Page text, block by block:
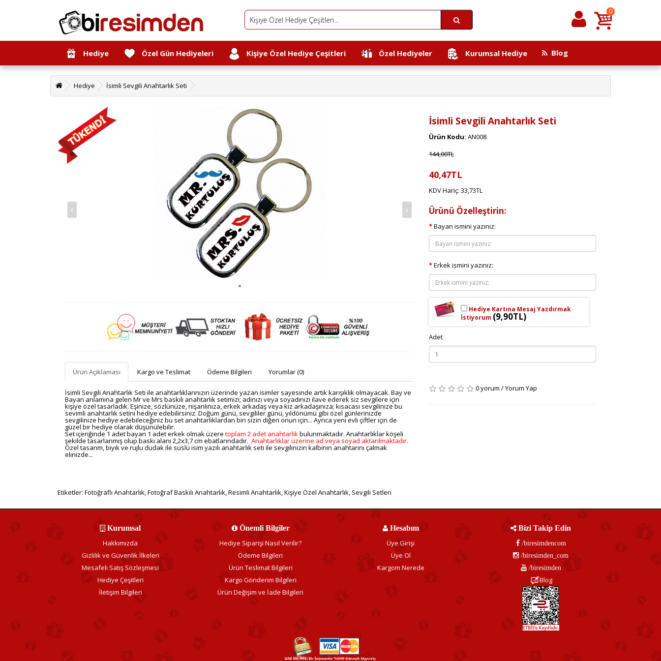
0
Hediye Özel Gün Hediyeleri Kişiye Özel Hediye Çeşitleri Özel Hediyeler Kurumsal Hediye Blog
Hediye İsimli Sevgili Anahtarlık Seti
Ürün Açıklaması Kargo ve Teslimat Ödeme Bilgileri Yorumlar (0)
İsimli Sevgili Anahtarlık Seti ile anahtarlıklarınızın üzerinde yazan isimler sayesinde artık karışıklık olmayacak. Bay ve
Bayan anlamına gelen Mr ve Mrs baskılı anahtarlık setimizi; adınızı veya soyadınızı ilave ederek siz sevgilere için
kişiye özel tasarladık. Eşinize, sözlünüze, nişanlınıza, erkek arkadaş veya kız arkadaşınıza; kısacası sevgilinize bu
sevimli anahtarlık setini hediye edebilirsiniz. Doğum günü, sevgililer günü, yıldönümü gibi özel günlerinizde
sevgilinize hediye edebileceğiniz bu set anahtarlıklardan biri sizin diğeri onun için... Ayrıca yeni evli çiftler için de
güzel bir hediye olarak düşünülebilir.
Set içeriğinde 1 adet bayan 1 adet erkek olmak üzere toplam 2 adet anahtarlık bulunmaktadır. Anahtarlıklar köşeli
şekilde tasarlanmış olup baskı alanı 2,2x3,7 cm ebatlarındadır. Anahtarlıklar üzerine ad veya soyad aktarılmaktadır.
Özel tasarım, bıyık ve rujlu dudak ile süslü isim yazılı anahtarlık seti ile sevgilinizin kalbinin anahtarını çalmak
elinizde...
İsimli Sevgili Anahtarlık Seti
Ürün Kodu: AN008
144,00TL
40,47TL
KDV Hariç: 33,73TL
Ürünü Özelleştirin:
Bayan ismini yazınız:
Erkek ismini yazınız:
Hediye Kartına Mesaj Yazdırmak
İstiyorum (9,90TL)
Adet
0 yorum /Yorum Yap
Etiketler: Fotoğraflı Anahtarlık Fotoğraf Baskılı Anahtarlık Resimli Anahtarlık Kişiye Özel Anahtarlık Sevgili Setleri
Kurumsal
Hakkımızda
Gizlilik ve Güvenlik İlkeleri
Mesafeli Satış Sözleşmesi
Hediye Çeşitleri
İletişim Bilgileri
Önemli Bilgiler
Hediye Siparişi Nasıl Verilir?
Ödeme Bilgileri
Ürün Teslimat Bilgileri
Kargo Gönderim Bilgileri
Ürün Değişim ve İade Bilgileri
Hesabım
Üye Girişi
Üye Ol
Kargom Nerede
Bizi Takip Edin
/biresimdencom
/biresimden_com
/biresimden
Blog